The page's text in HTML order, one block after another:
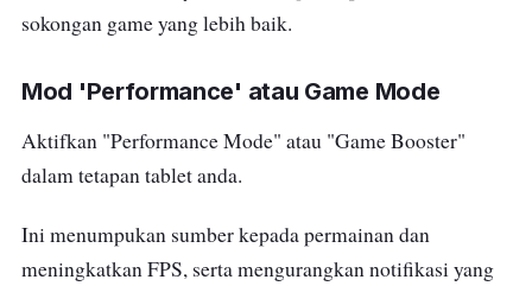
sokongan game yang lebih baik.
Mod 'Performance' atau Game Mode
Aktifkan "Performance Mode" atau "Game Booster"
dalam tetapan tablet anda.
Ini menumpukan sumber kepada permainan dan
meningkatkan FPS, serta mengurangkan notifikasi yang